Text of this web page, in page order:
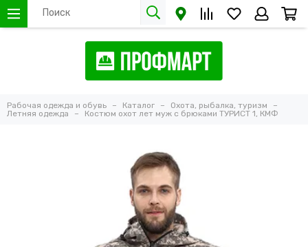
Рабочая одежда и обувь Каталог
Охота, рыбалка, туризм
Летняя одежда
Костюм охот лет муж с брюками ТУРИСТ 1, КМФ